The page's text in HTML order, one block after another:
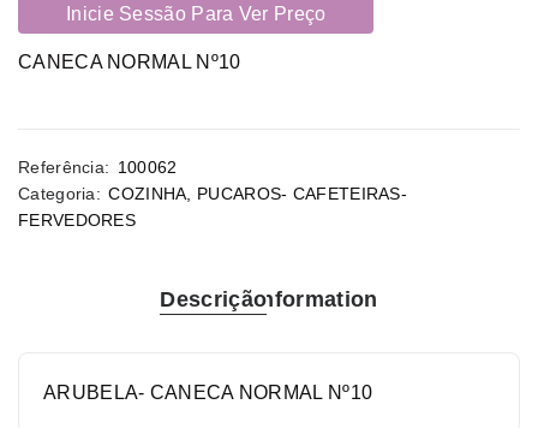
Inicie Sessão Para Ver Preço
CANECA NORMAL Nº10
Referência: 100062
Categoria: COZINHA
PUCAROS- CAFETEIRAS-
FERVEDORES
DescriçãoInformation
ARUBELA- CANECA NORMAL Nº10